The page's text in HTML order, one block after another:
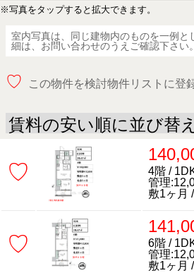
※写真をタップすると拡大できます。
室内写真は、同じ建物内のものを一例と
細は、お問い合わせのうえご確認下さい。
♡ この物件を検討物件リストに登
♡ 4階 /
管理
敷1ヶ月
♡ 6階 /
管理
敷1ヶ月